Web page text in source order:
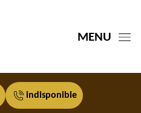
MENU
indisponible